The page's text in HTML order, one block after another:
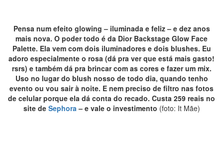
Pensa num efeito glowing – iluminada e feliz – e dez anos
mais nova. O poder todo é da Dior Backstage Glow Face
Palette. Ela vem com dois iluminadores e dois blushes. Eu
adoro especialmente o rosa (dá pra ver que está mais gasto!
rsrs) e também dá pra brincar com as cores e fazer um mix.
Uso no lugar do blush nosso de todo dia, quando tenho
evento ou vou sair à noite. E nem preciso de filtro nas fotos
de celular porque ela dá conta do recado. Custa 259 reais no
site deSephora– e vale o investimento (foto: It Mãe)